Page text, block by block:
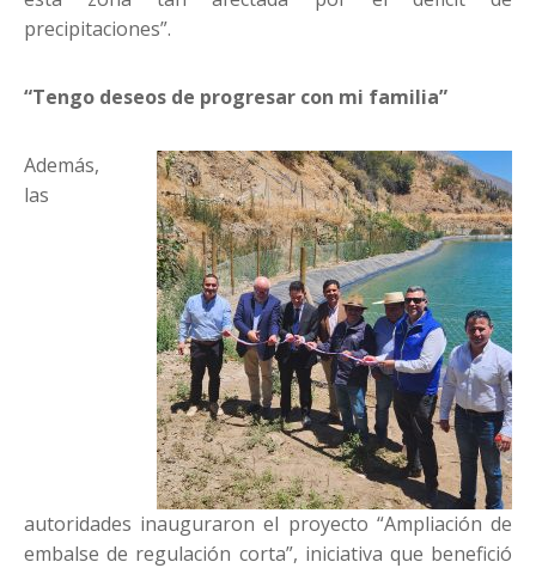
precipitaciones”.
“Tengo deseos de progresar con mi familia”
Además,
las
autoridades inauguraron el proyecto “Ampliación de
embalse de regulación corta”, iniciativa que benefició